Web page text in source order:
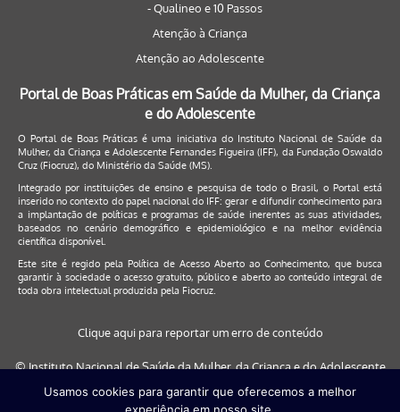
- Qualineo e 10 Passos
Atenção à Criança
Atenção ao Adolescente
Portal de Boas Práticas em Saúde da Mulher, da Criança
e do Adolescente
O Portal de Boas Práticas é uma iniciativa do Instituto Nacional de Saúde da
Mulher, da Criança e Adolescente Fernandes Figueira (IFF), da Fundação Oswaldo
Cruz (Fiocruz), do Ministério da Saúde (MS).
Integrado por instituições de ensino e pesquisa de todo o Brasil, o Portal está
inserido no contexto do papel nacional do IFF: gerar e difundir conhecimento para
a implantação de políticas e programas de saúde inerentes as suas atividades,
baseados no cenário demográfico e epidemiológico e na melhor evidência
científica disponível.
Este site é regido pela Política de Acesso Aberto ao Conhecimento, que busca
garantir à sociedade o acesso gratuito, público e aberto ao conteúdo integral de
toda obra intelectual produzida pela Fiocruz.
Clique aqui para reportar um erro de conteúdo
© Instituto Nacional de Saúde da Mulher, da Criança e do Adolescente
Usamos cookies para garantir que oferecemos a melhor